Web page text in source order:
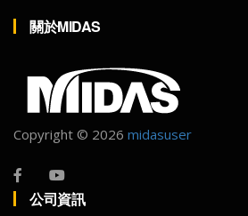
關於MIDAS
Copyright © 2026 midasuser
公司資訊